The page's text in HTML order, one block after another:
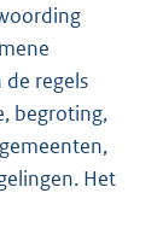
de regels
begroting,
Het